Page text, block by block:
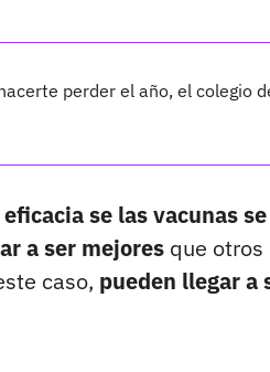
perder el año, el colegio
eficacia se las vacunas
a ser mejores que otros
caso, pueden llegar a